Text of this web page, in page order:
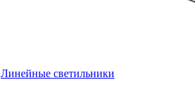
Линейные светильники